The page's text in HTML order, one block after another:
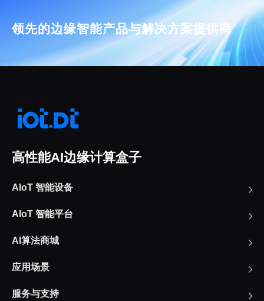
领先的边缘智能产品与解决方案提供商
高性能AI边缘计算盒子
AIoT 智能设备
AIoT 智能平台
AI算法商城
应用场景
服务与支持